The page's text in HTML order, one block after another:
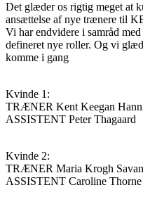
Det glæder os rigtig meget at
ansættelse af nye trænere til
Vi har endvidere i samråd
defineret nye roller. Og vi
komme i gang
Kvinde 1:
TRÆNER Kent Keegan
ASSISTENT Peter Thagaard
Kvinde 2:
TRÆNER Maria Krogh
ASSISTENT Caroline Thorne